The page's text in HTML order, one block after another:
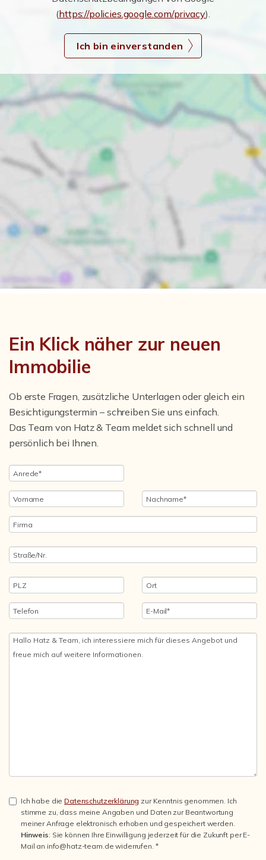
(https://policies.google.com/privacy).
Ich bin einverstanden
Ein Klick näher zur neuen
Immobilie
Ob erste Fragen, zusätzliche Unterlagen oder gleich ein
Besichtigungstermin – schreiben Sie uns einfach.
Das Team von Hatz & Team meldet sich schnell und
persönlich bei Ihnen.
Ich habe die Datenschutzerklärung zur Kenntnis genommen. Ich
stimme zu, dass meine Angaben und Daten zur Beantwortung
meiner Anfrage elektronisch erhoben und gespeichert werden.
Hinweis: Sie können Ihre Einwilligung jederzeit für die Zukunft per E-
Mail an info@hatz-team.de widerrufen. *